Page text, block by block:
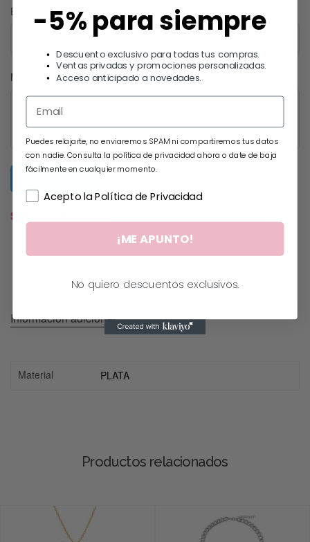
Email
Mensaje
SIN EXISTENCIAS
Información adicional
Material PLATA
Productos relacionados
-5% para siempre
Descuento exclusivo para todas tus compras.
Ventas privadas y promociones personalizadas.
Acceso anticipado a novedades.
Puedes relajarte, no enviaremos SPAM ni compartiremos tus datos
con nadie. Consulta la política de privacidad ahora o date de baja
fácilmente en cualquier momento.
Acepto la Política de Privacidad
¡ME APUNTO!
No quiero descuentos exclusivos.